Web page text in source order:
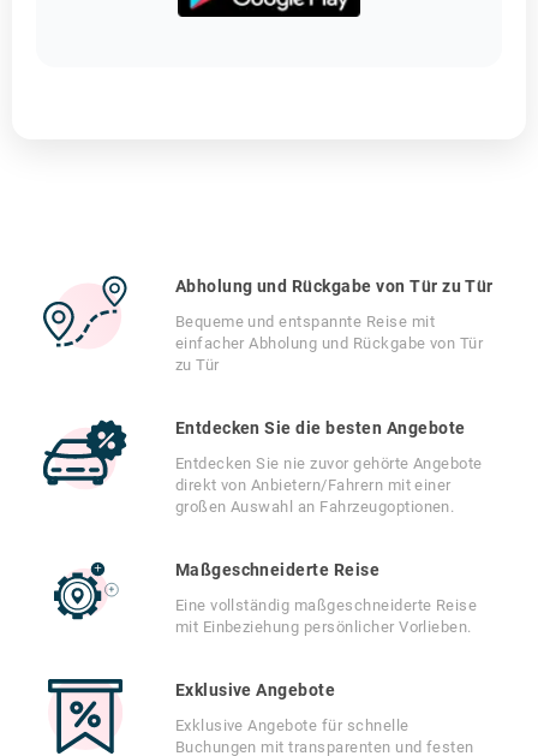
Abholung und Rückgabe von Tür zu Tür
Bequeme und entspannte Reise mit
einfacher Abholung und Rückgabe von Tür
zu Tür
Entdecken Sie die besten Angebote
Entdecken Sie nie zuvor gehörte Angebote
direkt von Anbietern/Fahrern mit einer
großen Auswahl an Fahrzeugoptionen.
Maßgeschneiderte Reise
Eine vollständig maßgeschneiderte Reise
mit Einbeziehung persönlicher Vorlieben.
Exklusive Angebote
Exklusive Angebote für schnelle
Buchungen mit transparenten und festen